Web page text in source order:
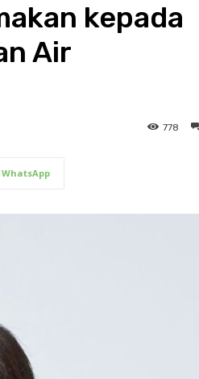
kepada
Air
778
WhatsApp